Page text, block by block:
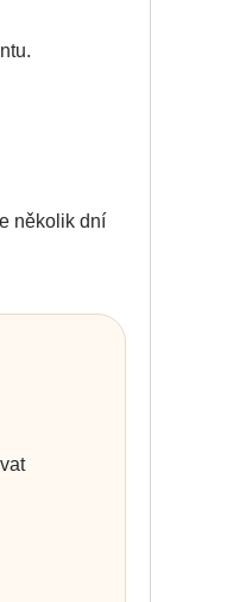
několik dní